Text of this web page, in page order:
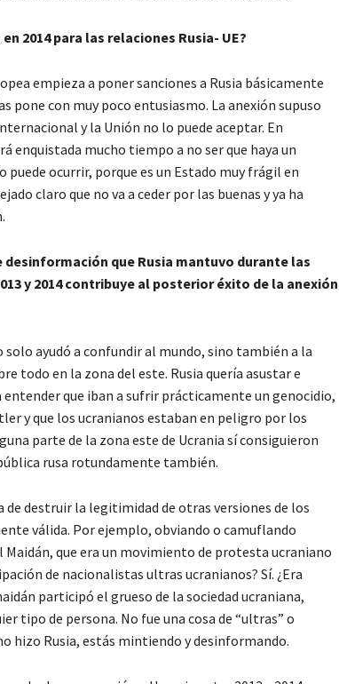
2014 para las relaciones Rusia- UE?
empieza a poner sanciones a Rusia básicamente
pone con muy poco entusiasmo. La anexión supuso
y la Unión no lo puede aceptar. En
enquistada mucho tiempo a no ser que haya un
puede ocurrir, porque es un Estado muy frágil en
claro que no va a ceder por las buenas y ya ha
desinformación que Rusia mantuvo durante las
y 2014 contribuye al posterior éxito de la anexión
ayudó a confundir al mundo, sino también a la
todo en la zona del este. Rusia quería asustar e
que iban a sufrir prácticamente un genocidio,
y que los ucranianos estaban en peligro por los
parte de la zona este de Ucrania sí consiguieron
rusa rotundamente también.
destruir la legitimidad de otras versiones de los
válida. Por ejemplo, obviando o camuflando
que era un movimiento de protesta ucraniano
de nacionalistas ultras ucranianos? Sí. ¿Era
participó el grueso de la sociedad ucraniana,
tipo de persona. No fue una cosa de “ultras” o
hizo Rusia, estás mintiendo y desinformando.